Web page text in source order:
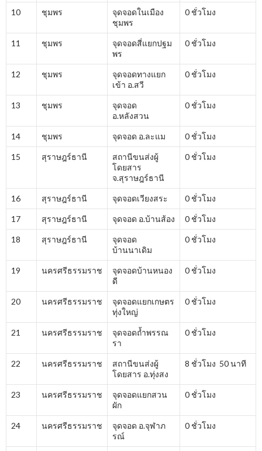
10 ชุมพร
จุดจอดในเมือง
ชุมพร
0 ชั่วโมง
11 ชุมพร
จุดจอดสี่แยกปฐม
พร
0 ชั่วโมง
12 ชุมพร
จุดจอดทางแยก
เข้า อ.สวี
0 ชั่วโมง
13 ชุมพร
จุดจอด
อ.หลังสวน
0 ชั่วโมง
14 ชุมพร จุดจอด อ.ละแม 0 ชั่วโมง
15 สุราษฎร์ธานี
สถานีขนส่งผู้
โดยสาร
จ.สุราษฎร์ธานี
0 ชั่วโมง
16 สุราษฎร์ธานี จุดจอดเวียงสระ 0 ชั่วโมง
17 สุราษฎร์ธานี จุดจอด อ.บ้านส้อง 0 ชั่วโมง
18 สุราษฎร์ธานี
จุดจอด
บ้านนาเดิม
0 ชั่วโมง
19 นครศรีธรรมราช
จุดจอดบ้านหนอง
ดี
0 ชั่วโมง
20 นครศรีธรรมราช
จุดจอดแยกเกษตร
ทุ่งใหญ่
0 ชั่วโมง
21 นครศรีธรรมราช
จุดจอดถ้ำพรรณ
รา
0 ชั่วโมง
22 นครศรีธรรมราช
สถานีขนส่งผู้
โดยสาร อ.ทุ่งสง
8 ชั่วโมง 50 นาที
23 นครศรีธรรมราช
จุดจอดแยกสวน
ผัก
0 ชั่วโมง
24 นครศรีธรรมราช
จุดจอด อ.จุฬาภ
รณ์
0 ชั่วโมง